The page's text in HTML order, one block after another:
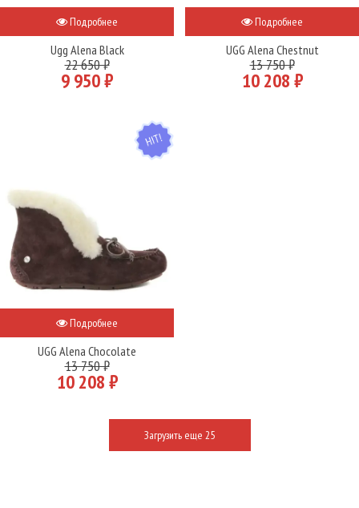
Подробнее
Ugg Alena Black
22 650 ₽
9 950 ₽
Подробнее
UGG Alena Chestnut
13 750 ₽
10 208 ₽
HIT
Подробнее
UGG Alena Chocolate
13 750 ₽
10 208 ₽
Загрузить еще 25